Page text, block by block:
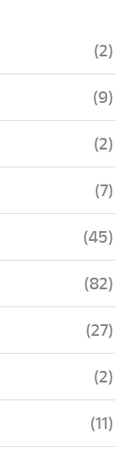
(2)
(9)
(2)
(7)
(45)
(82)
(27)
(2)
(11)